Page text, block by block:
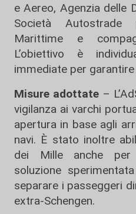
e Aereo, Agenzia delle
Società Autostrade
Marittime e
L’obiettivo è
immediate per
Misure adottate–
vigilanza ai varchi
apertura in base agli
navi. È stato inoltre
dei Mille anche
soluzione
separare i passeggeri
extra-Schengen.